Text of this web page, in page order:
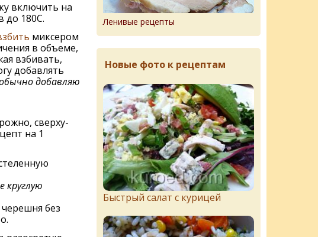
включить на
до 180С.
миксером
в объеме,
взбивать,
добавлять
добавляю
сверху-
на 1
круглую
без
Ленивые рецепты
Новые фото к рецептам
Быстрый салат с курицей